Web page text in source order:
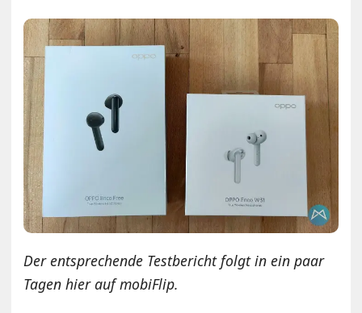
Der entsprechende Testbericht folgt in ein paar
Tagen hier auf mobiFlip.